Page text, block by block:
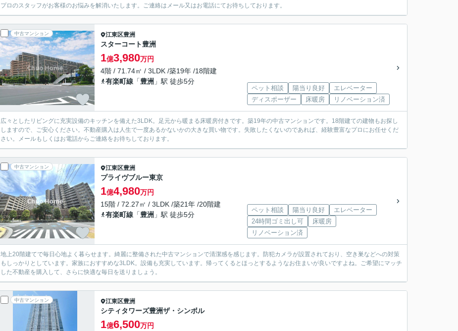
プロのスタッフがお客様のお悩みを解消いたします。ご連絡はメール又はお電話にてお待ちしております。
中古マンション 江東区豊洲
スターコート豊洲
1億3,980万円
4階 / 71.74㎡ / 3LDK /築19年 /18階建
有楽町線 「豊洲 」駅 徒歩5分
ペット相談 陽当り良好
エレベーター
ディスポーザー
床暖房 リノベーション済
広々としたリビングに充実設備のキッチンを備えた3LDK。足元から暖まる床暖房付きです。築19年の中古マンションです。18階建ての建物もお探し
しますので、ご安心ください。不動産購入は人生で一度あるかないかの大きな買い物です。失敗したくないのであれば、経験豊富なプロにお任せくだ
さい。メールもしくはお電話からご連絡をお待ちしております。
中古マンション 江東区豊洲
プライヴブルー東京
1億4,980万円
15階 / 72.27㎡ / 3LDK /築21年 /20階建
有楽町線 「豊洲 」駅 徒歩5分
ペット相談 陽当り良好
エレベーター
24時間ゴミ出し可
床暖房
リノベーション済
地上20階建てで毎日心地よく暮らせます。綺麗に整備された中古マンションで清潔感を感じます。防犯カメラが設置されており、空き巣などへの対策
もしっかりとしています。家族におすすめな3LDK。設備も充実しています。帰ってくるとほっとするようなお住まいが良いですよね。ご希望にマッチ
した不動産を購入して、さらに快適な毎日を送りましょう。
中古マンション 江東区豊洲
シティタワーズ豊洲ザ・シンボル
1億6,500万円